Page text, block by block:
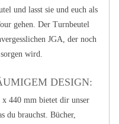
und lasst sie und euch als
gehen. Der Turnbeutel
JGA, der noch
wird.
DESIGN:
440 mm bietet dir unser
du brauchst. Bücher,